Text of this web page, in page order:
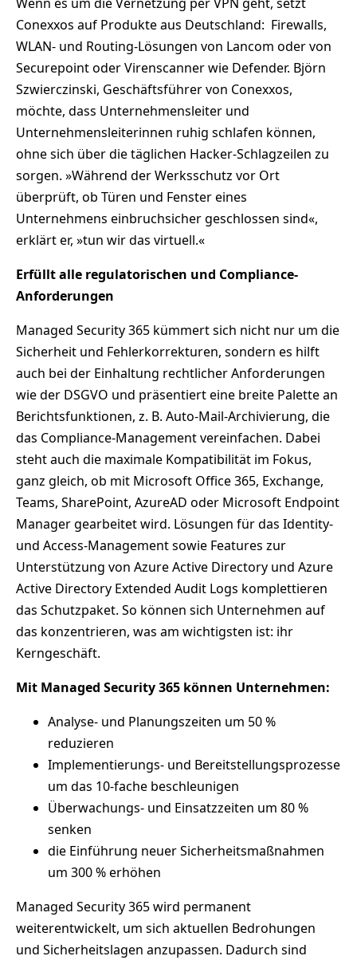
Conexxos auf Produkte aus Deutschland: Firewalls,
WLAN- und Routing-Lösungen von Lancom oder von
Securepoint oder Virenscanner wie Defender. Björn
Szwierczinski, Geschäftsführer von Conexxos,
möchte, dass Unternehmensleiter und
Unternehmensleiterinnen ruhig schlafen können,
ohne sich über die täglichen Hacker-Schlagzeilen zu
sorgen. »Während der Werksschutz vor Ort
überprüft, ob Türen und Fenster eines
Unternehmens einbruchsicher geschlossen sind«,
erklärt er, »tun wir das virtuell.«
Erfüllt alle regulatorischen und Compliance-
Anforderungen
Managed Security 365 kümmert sich nicht nur um die
Sicherheit und Fehlerkorrekturen, sondern es hilft
auch bei der Einhaltung rechtlicher Anforderungen
wie der DSGVO und präsentiert eine breite Palette an
Berichtsfunktionen, z. B. Auto-Mail-Archivierung, die
das Compliance-Management vereinfachen. Dabei
steht auch die maximale Kompatibilität im Fokus,
ganz gleich, ob mit Microsoft Office 365, Exchange,
Teams, SharePoint, AzureAD oder Microsoft Endpoint
Manager gearbeitet wird. Lösungen für das Identity-
und Access-Management sowie Features zur
Unterstützung von Azure Active Directory und Azure
Active Directory Extended Audit Logs komplettieren
das Schutzpaket. So können sich Unternehmen auf
das konzentrieren, was am wichtigsten ist: ihr
Kerngeschäft.
Mit Managed Security 365 können Unternehmen:
Analyse- und Planungszeiten um 50 %
reduzieren
Implementierungs- und Bereitstellungsprozesse
um das 10-fache beschleunigen
Überwachungs- und Einsatzzeiten um 80 %
senken
die Einführung neuer Sicherheitsmaßnahmen
um 300 % erhöhen
Managed Security 365 wird permanent
weiterentwickelt, um sich aktuellen Bedrohungen
und Sicherheitslagen anzupassen. Dadurch sind